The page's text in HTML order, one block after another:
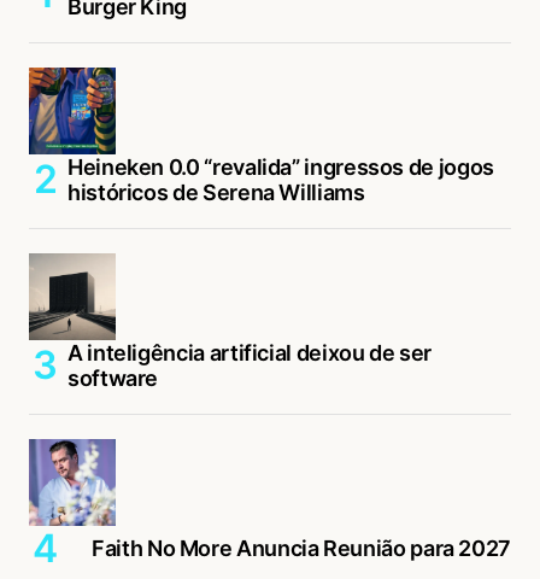
Burger King
Heineken 0.0 “revalida” ingressos de jogos
históricos de Serena Williams
A inteligência artificial deixou de ser
software
Faith No More Anuncia Reunião para 2027